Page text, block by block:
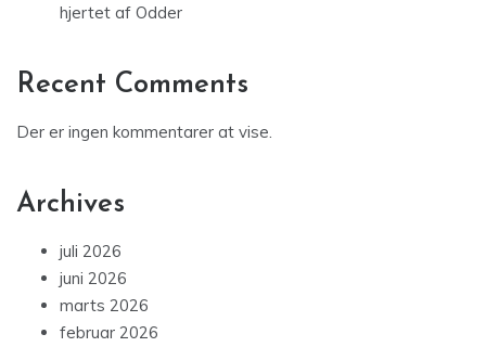
hjertet af Odder
Recent Comments
Der er ingen kommentarer at vise.
Archives
juli 2026
juni 2026
marts 2026
februar 2026